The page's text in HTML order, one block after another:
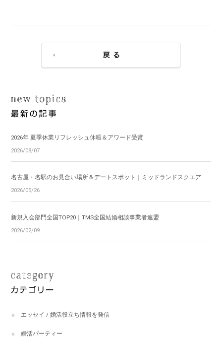
2026年 夏季休業リフレッシュ休暇＆アワード受賞
2026/08/07
名古屋・名駅のお見合い場所＆デートスポット｜ミッドランドスクエア
2026/05/26
新規入会部門全国TOP20｜TMS全国結婚相談事業者連盟
2026/02/09
エッセイ / 婚活役立ち情報を発信
婚活パーティー